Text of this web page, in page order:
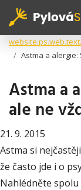
Astma a alergie:
Astma a
ale ne
21. 9. 2015
Astma si
že často jde i o
Nahlédněte